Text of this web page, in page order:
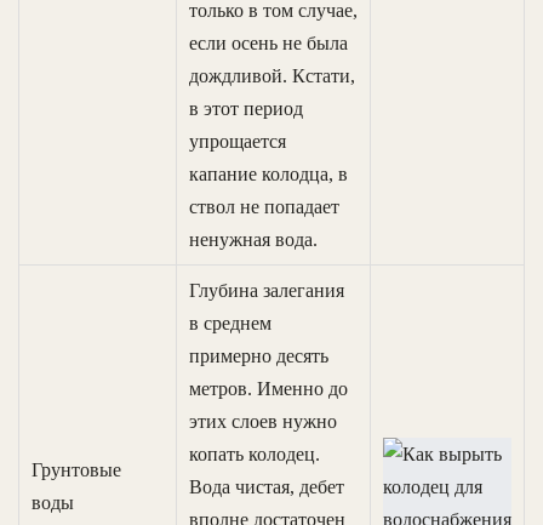
только в том случае,
если осень не была
дождливой. Кстати,
в этот период
упрощается
капание колодца, в
ствол не попадает
ненужная вода.
Грунтовые
воды
Глубина залегания
в среднем
примерно десять
метров. Именно до
этих слоев нужно
копать колодец.
Вода чистая, дебет
вполне достаточен